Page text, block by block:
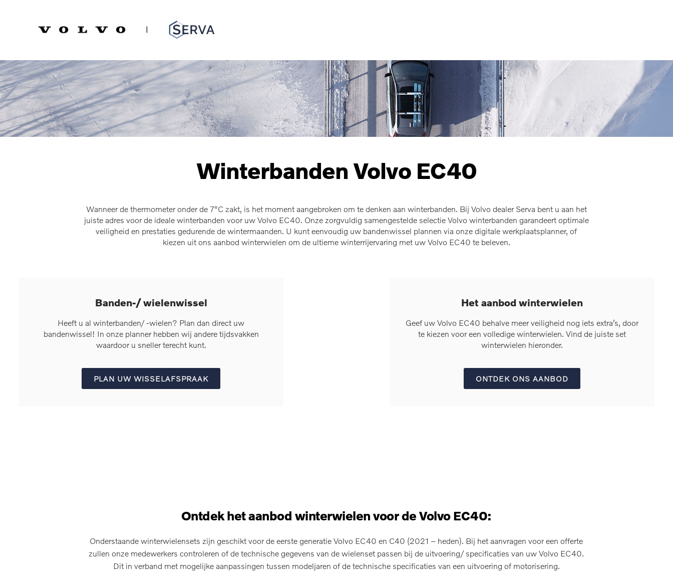
Serva Volvo
Winterbanden Volvo EC40
Wanneer de thermometer onder de 7°C zakt, is het moment aangebroken om te denken aan winterbanden. Bij Volvo dealer Serva bent u aan het
juiste adres voor de ideale winterbanden voor uw Volvo EC40. Onze zorgvuldig samengestelde selectie Volvo winterbanden garandeert optimale
veiligheid en prestaties gedurende de wintermaanden. U kunt eenvoudig uw bandenwissel plannen via onze digitale werkplaatsplanner, of
kiezen uit ons aanbod winterwielen om de ultieme winterrijervaring met uw Volvo EC40 te beleven.
Banden-/ wielenwissel
Heeft u al winterbanden/ -wielen? Plan dan direct uw
bandenwissel! In onze planner hebben wij andere tijdsvakken
waardoor u sneller terecht kunt.
PLAN UW WISSELAFSPRAAK
Het aanbod winterwielen
Geef uw Volvo EC40 behalve meer veiligheid nog iets extra’s, door
te kiezen voor een volledige winterwielen. Vind de juiste set
winterwielen hieronder.
ONTDEK ONS AANBOD
Ontdek het aanbod winterwielen voor de Volvo EC40:
Onderstaande winterwielensets zijn geschikt voor de eerste generatie Volvo EC40 en C40 (2021 – heden). Bij het aanvragen voor een offerte
zullen onze medewerkers controleren of de technische gegevens van de wielenset passen bij de uitvoering/ specificaties van uw Volvo EC40.
Dit in verband met mogelijke aanpassingen tussen modeljaren of de technische specificaties van een uitvoering of motorisering.